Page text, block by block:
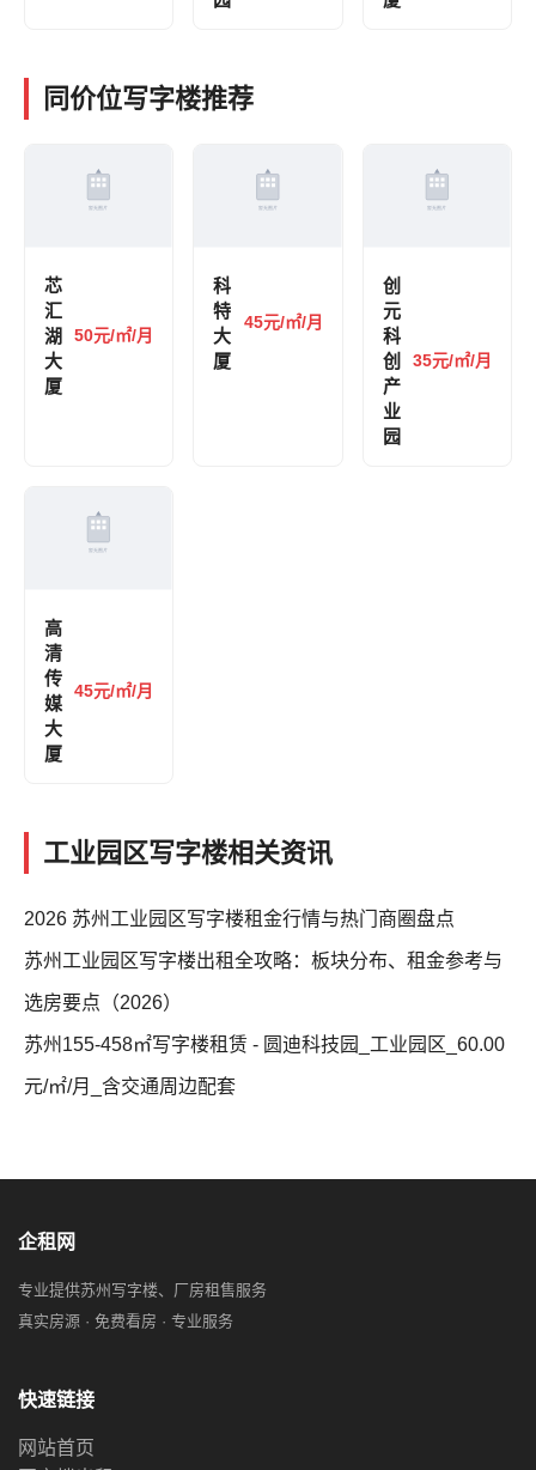
同价位写字楼推荐
芯
汇
湖
大
厦
50元/㎡/月
科
特
大
厦
45元/㎡/月
创
元
科
创
产
业
园
35元/㎡/月
高
清
传
媒
大
厦
45元/㎡/月
工业园区写字楼相关资讯
2026 苏州工业园区写字楼租金行情与热门商圈盘点
苏州工业园区写字楼出租全攻略：板块分布、租金参考与
选房要点（2026）
苏州155-458㎡写字楼租赁 - 圆迪科技园_工业园区_60.00
元/㎡/月_含交通周边配套
企租网
专业提供苏州写字楼、厂房租售服务
真实房源 · 免费看房 · 专业服务
快速链接
网站首页